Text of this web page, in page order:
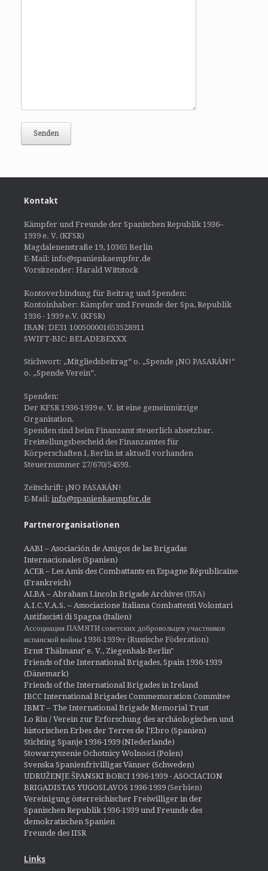
Kontakt
Kämpfer und Freunde der Spanischen Republik 1936–
1939 e. V. (KFSR)
Magdalenenstraße 19, 10365 Berlin
E-Mail: info@spanienkaempfer.de
Vorsitzender: Harald Wittstock
Kontoverbindung für Beitrag und Spenden:
Kontoinhaber: Kämpfer und Freunde der Spa, Republik
1936 - 1939 e.V. (KFSR)
IBAN: DE31 100500001653528911
SWIFT-BIC: BELADEBEXXX
Stichwort: „Mitgliedsbeitrag“ o. „Spende ¡NO PASARÁN!“
o. „Spende Verein“.
Spenden:
Der KFSR 1936-1939 e. V. ist eine gemeinnützige
Organisation.
Spenden sind beim Finanzamt steuerlich absetzbar.
Freistellungsbescheid des Finanzamtes für
Körperschaften I, Berlin ist aktuell vorhanden
Steuernummer 27/670/54593.
Zeitschrift: ¡NO PASARÁN!
E-Mail: info@spanienkaempfer.de
Partnerorganisationen
AABI – Asociación de Amigos de las Brigadas
Internacionales (Spanien)
ACER – Les Amis des Combattants en Espagne Républicaine
(Frankreich)
ALBA – Abraham Lincoln Brigade Archives (USA)
A.I.C.V.A.S. – Associazione Italiana Combattenti Volontari
Antifascisti di Spagna (Italien)
Ассоциация ПАМЯТИ советских добровольцев участников
испанской войны 1936-1939гг (Russische Föderation)
Ernst Thälmann" e. V., Ziegenhals-Berlin"
Friends of the International Brigades, Spain 1936-1939
(Dänemark)
Friends of the International Brigades in Ireland
IBCC International Brigades Commemoration Commitee
IBMT – The International Brigade Memorial Trust
Lo Riu / Verein zur Erforschung des archäologischen und
historischen Erbes der Terres de l'Ebro (Spanien)
Stichting Spanje 1936-1939 (NIederlande)
Stowarzyszenie Ochotnicy Wolności (Polen)
Svenska Spanienfrivilligas Vänner (Schweden)
UDRUŽENJE ŠPANSKI BORCI 1936-1939 - ASOCIACION
BRIGADISTAS YUGOSLAVOS 1936-1939 (Serbien)
Vereinigung österreichischer Freiwilliger in der
Spanischen Republik 1936-1939 und Freunde des
demokratischen Spanien
Freunde des IISR
Links